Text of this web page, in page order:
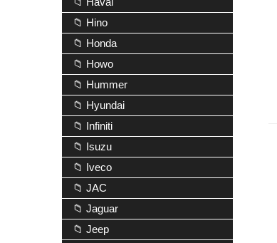
📁 Hino
📁 Honda
📁 Howo
📁 Hummer
📁 Hyundai
📁 Infiniti
📁 Isuzu
📁 Iveco
📁 JAC
📁 Jaguar
📁 Jeep